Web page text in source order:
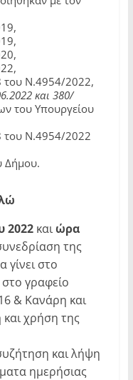
του Ν.4954/2022,
και 380/
του Υπουργείου
του Ν.4954/2022
Δήμου.
2022 καιώρα
της
γίνει στο
γραφείο
& Κανάρη και
χρήση της
και λήψη
ημερήσιας